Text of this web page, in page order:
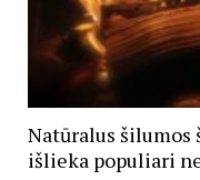
Natūralus šilumos
išlieka populiari